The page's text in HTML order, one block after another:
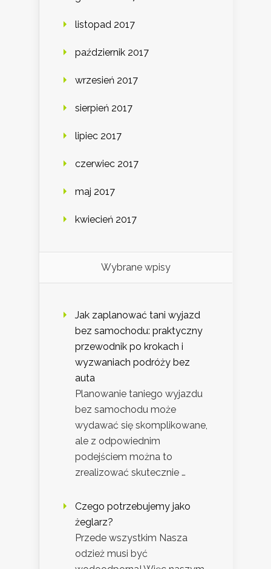
listopad 2017
październik 2017
wrzesień 2017
sierpień 2017
lipiec 2017
czerwiec 2017
maj 2017
kwiecień 2017
Wybrane wpisy
Jak zaplanować tani wyjazd
bez samochodu: praktyczny
przewodnik po krokach i
wyzwaniach podróży bez
auta
Planowanie taniego wyjazdu
bez samochodu może
wydawać się skomplikowane,
ale z odpowiednim
podejściem można to
zrealizować skutecznie …
Czego potrzebujemy jako
żeglarz?
Przede wszystkim Nasza
odzież musi być